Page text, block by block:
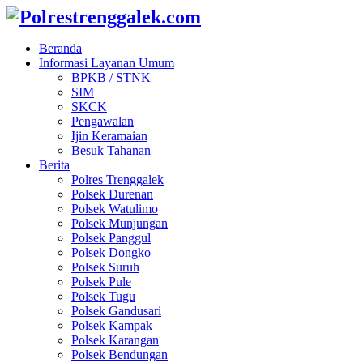
Beranda
Informasi Layanan Umum
BPKB / STNK
SIM
SKCK
Pengawalan
Ijin Keramaian
Besuk Tahanan
Berita
Polres Trenggalek
Polsek Durenan
Polsek Watulimo
Polsek Munjungan
Polsek Panggul
Polsek Dongko
Polsek Suruh
Polsek Pule
Polsek Tugu
Polsek Gandusari
Polsek Kampak
Polsek Karangan
Polsek Bendungan